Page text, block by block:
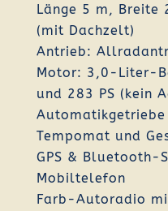
Länge 5 m, Breite
(mit Dachzelt)
Antrieb:
Motor: 3,0-Liter-
und 283 PS (kein
Automatikgetriebe
Tempomat und
GPS & Bluetooth-
Mobiltelefon
Farb-Autoradio